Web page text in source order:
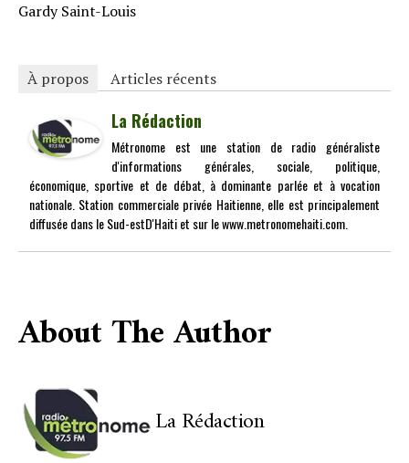
Gardy Saint-Louis
À propos Articles récents
La Rédaction
Métronome est une station de radio généraliste
d'informations générales, sociale, politique,
économique, sportive et de débat, à dominante parlée et à vocation
nationale. Station commerciale privée Haitienne, elle est principalement
diffusée dans le Sud-estD'Haiti et sur le www.metronomehaiti.com.
About The Author
La Rédaction